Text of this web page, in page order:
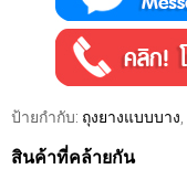
ป้ายกำกับ: ถุงยางแบบบาง
สินค้าที่คล้ายกัน